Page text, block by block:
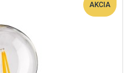
AKCIA